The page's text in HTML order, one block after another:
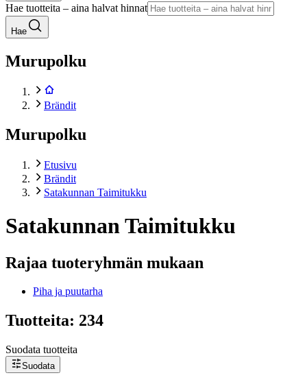
Hae tuotteita – aina halvat hinnat
Hae
Murupolku
Brändit
Murupolku
Etusivu
Brändit
Satakunnan Taimitukku
Satakunnan Taimitukku
Rajaa tuoteryhmän mukaan
Piha ja puutarha
Tuotteita: 234
Suodata tuotteita
Suodata